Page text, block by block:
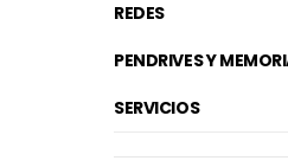
REDES
PENDRIVES Y
SERVICIOS